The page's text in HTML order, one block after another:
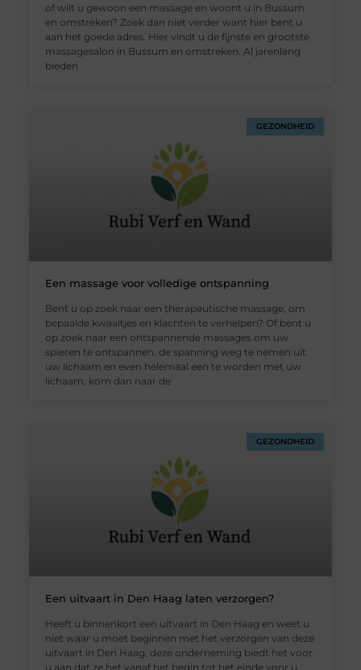
of wilt u gewoon een massage en woont u in Bussum
en omstreken? Zoek dan niet verder want hier bent u
aan het goede adres. Hier vindt u de fijnste en grootste
massagesalon in Bussum en omstreken. Al jarenlang
bieden
GEZONDHEID
Een massage voor volledige ontspanning
Bent u op zoek naar een therapeutische massage, om
bepaalde kwaaltjes en klachten te verhelpen? Of bent u
op zoek naar een ontspannende massages om uw
spieren te ontspannen, de spanning weg te nemen uit
uw lichaam en even helemaal een te worden met uw
lichaam, kom dan naar de
GEZONDHEID
Een uitvaart in Den Haag laten verzorgen?
Heeft u binnenkort een uitvaart in Den Haag en weet u
niet waar u moet beginnen met het verzorgen van deze
uitvaart in Den Haag, deze onderneming biedt het voor
u aan dat ze het vanaf het begin tot het einde voor u